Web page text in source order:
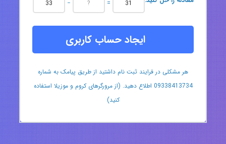
− =
ایجاد حساب کاربری
هر مشکلی در فرایند ثبت نام داشتید از طریق پیامک به شماره
09338413734 اطلاع دهید. (از مرورگرهای کروم و موزیلا استفاده
کنید)